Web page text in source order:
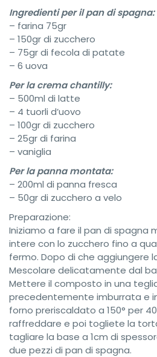
Ingredienti per il pan di spagna:
– farina 75gr
– 150gr di zucchero
– 75gr di fecola di patate
– 6 uova
Per la crema chantilly:
– 500ml di latte
– 4 tuorli d’uovo
– 100gr di zucchero
– 25gr di farina
– vaniglia
Per la panna montata:
– 200ml di panna fresca
– 50gr di zucchero a velo
Preparazione:
Iniziamo a fare il pan di spagna
intere con lo zucchero fino a
fermo. Dopo di che aggiungere
Mescolare delicatamente dal
Mettere il composto in una
precedentemente imburrata e
forno preriscaldato a 150° per
raffreddare e poi togliete la
tagliare la base a 1cm di
due pezzi di pan di spagna.